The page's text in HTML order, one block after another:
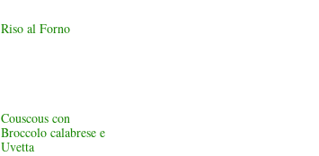
Riso al Forno
Couscous con
Broccolo calabrese e
Uvetta